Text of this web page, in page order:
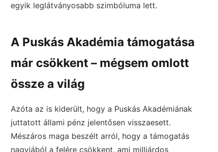
egyik leglátványosabb szimbóluma lett.
A Puskás Akadémia támogatása
már csökkent – mégsem omlott
össze a világ
Azóta az is kiderült, hogy a Puskás Akadémiának
juttatott állami pénz jelentősen visszaesett.
Mészáros maga beszélt arról, hogy a támogatás
nagyjából a felére csökkent, ami milliárdos